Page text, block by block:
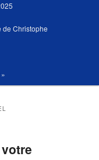
de Christophe